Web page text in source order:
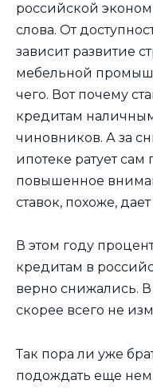
российской
слова. От
зависит развитие
мебельной
чего. Вот почему
кредитам
чиновников. А за
ипотеке ратует сам
повышенное
ставок, похоже, дает
В этом году
кредитам в
верно снижались.
скорее всего не
Так пора ли уже
подождать еще